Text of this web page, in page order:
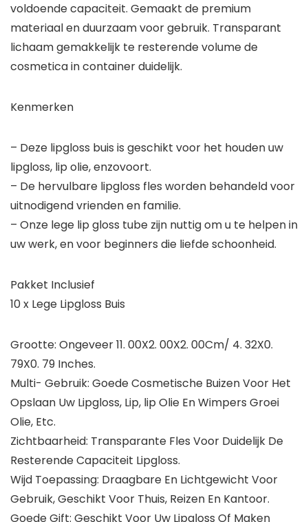
voldoende capaciteit. Gemaakt de premium
materiaal en duurzaam voor gebruik. Transparant
lichaam gemakkelijk te resterende volume de
cosmetica in container duidelijk.
Kenmerken
– Deze lipgloss buis is geschikt voor het houden uw
lipgloss, lip olie, enzovoort.
– De hervulbare lipgloss fles worden behandeld voor
uitnodigend vrienden en familie.
– Onze lege lip gloss tube zijn nuttig om u te helpen in
uw werk, en voor beginners die liefde schoonheid.
Pakket Inclusief
10 x Lege Lipgloss Buis
Grootte: Ongeveer 11. 00X2. 00X2. 00Cm/ 4. 32X0.
79X0. 79 Inches.
Multi- Gebruik: Goede Cosmetische Buizen Voor Het
Opslaan Uw Lipgloss, Lip, lip Olie En Wimpers Groei
Olie, Etc.
Zichtbaarheid: Transparante Fles Voor Duidelijk De
Resterende Capaciteit Lipgloss.
Wijd Toepassing: Draagbare En Lichtgewicht Voor
Gebruik, Geschikt Voor Thuis, Reizen En Kantoor.
Goede Gift: Geschikt Voor Uw Lipgloss Of Maken